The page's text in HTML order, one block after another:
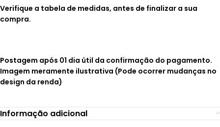
Verifique a tabela de medidas, antes de finalizar a sua
compra.
Postagem após 01 dia útil da confirmação do pagamento.
Imagem meramente ilustrativa (Pode ocorrer mudanças no
design da renda)
Informação adicional